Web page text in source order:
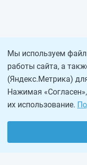
Мы используем
работы сайта, а
(Яндекс.Метрика)
Нажимая
их использование.